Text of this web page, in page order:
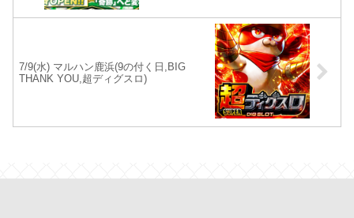
7/9(水) マルハン鹿浜(9の付く日,BIG
THANK YOU,超ディグスロ)